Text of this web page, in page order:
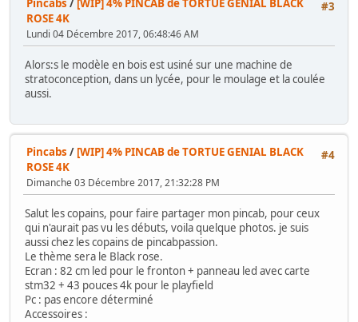
#3
Pincabs / [WIP] 4% PINCAB de TORTUE GENIAL BLACK
ROSE 4K
Lundi 04 Décembre 2017, 06:48:46 AM
Alors:s le modèle en bois est usiné sur une machine de
stratoconception, dans un lycée, pour le moulage et la coulée
aussi.
#4
Pincabs / [WIP] 4% PINCAB de TORTUE GENIAL BLACK
ROSE 4K
Dimanche 03 Décembre 2017, 21:32:28 PM
Salut les copains, pour faire partager mon pincab, pour ceux
qui n'aurait pas vu les débuts, voila quelque photos. je suis
aussi chez les copains de pincabpassion.
Le thème sera le Black rose.
Ecran : 82 cm led pour le fronton + panneau led avec carte
stm32 + 43 pouces 4k pour le playfield
Pc : pas encore déterminé
Accessoires :